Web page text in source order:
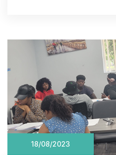
18/08/2023